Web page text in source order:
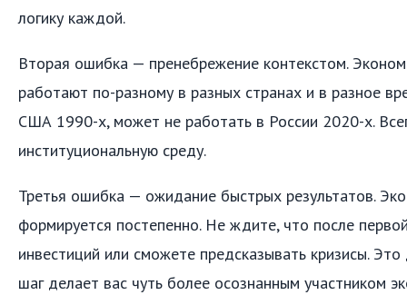
логику каждой.
Вторая ошибка — пренебрежение контекстом.
работают по-разному в разных странах и в разное
США 1990-х, может не работать в России 2020-х.
институциональную среду.
Третья ошибка — ожидание быстрых результатов.
формируется постепенно. Не ждите, что после
инвестиций или сможете предсказывать кризисы.
шаг делает вас чуть более осознанным участником